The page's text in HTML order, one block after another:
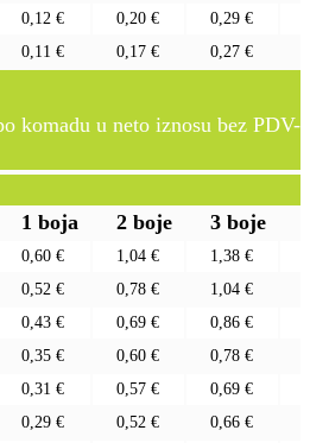
0,12 € 0,20 € 0,29 €
0,11 € 0,17 € 0,27 €
komadu u neto iznosu bez PDV-
1 boja 2 boje 3 boje
0,60 € 1,04 € 1,38 €
0,52 € 0,78 € 1,04 €
0,43 € 0,69 € 0,86 €
0,35 € 0,60 € 0,78 €
0,31 € 0,57 € 0,69 €
0,29 € 0,52 € 0,66 €